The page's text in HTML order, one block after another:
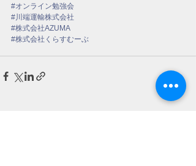
#オンライン勉強会
#川端運輸株式会社
#株式会社AZUMA
#株式会社くらすむーぶ